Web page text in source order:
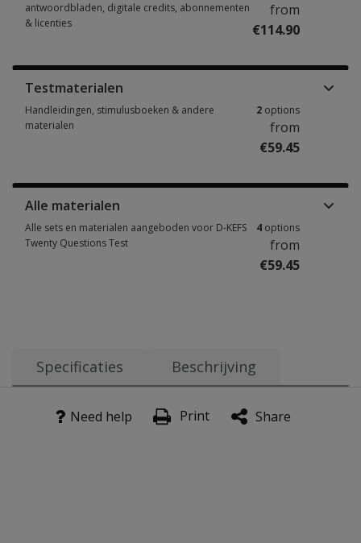
antwoordbladen, digitale credits, abonnementen
& licenties
from
€114.90
Testmaterialen
Handleidingen, stimulusboeken & andere
materialen
2 options
from
€59.45
Alle materialen
Alle sets en materialen aangeboden voor D-KEFS
Twenty Questions Test
4 options
from
€59.45
Specificaties Beschrijving
8 t/m 89 jaar
Het vaststellen van executieve functies en in het
Need help Print Share